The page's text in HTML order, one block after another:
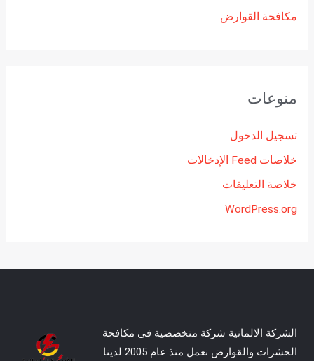
مكافحة القوارض
منوعات
تسجيل الدخول
خلاصات Feed الإدخالات
خلاصة التعليقات
WordPress.org
الشركة الالمانية شركة متخصصية فى مكافحة
الحشرات والقوارض نعمل منذ عام 2005 لدينا